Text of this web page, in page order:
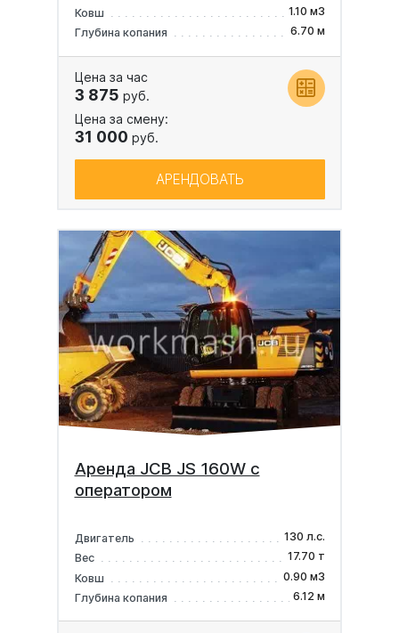
Ковш
1.10 м3
Глубина копания
6.70 м
Цена за час
3 875 руб.
Цена за смену:
31 000 руб.
АРЕНДОВАТЬ
Аренда JCB JS 160W с
оператором
Двигатель
130 л.с.
Вес
17.70 т
Ковш
0.90 м3
Глубина копания
6.12 м